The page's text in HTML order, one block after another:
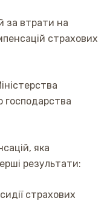
за втрати на
страхових
господарства
яка
результати:
страхових